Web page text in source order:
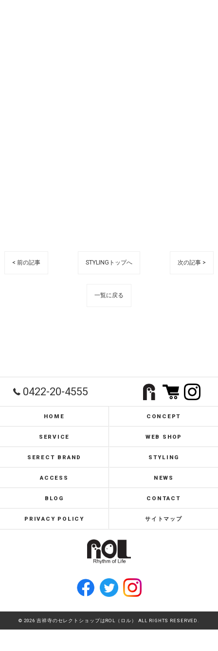
< 前の記事 STYLINGトップへ 次の記事 >
一覧に戻る
0422-20-4555
HOME CONCEPT
SERVICE WEB SHOP
SERECT BRAND STYLING
ACCESS NEWS
BLOG CONTACT
PRIVACY POLICY サイトマップ
© 2026 吉祥寺のセレクトショップはROL（ロル） ALL RIGHTS RESERVED.